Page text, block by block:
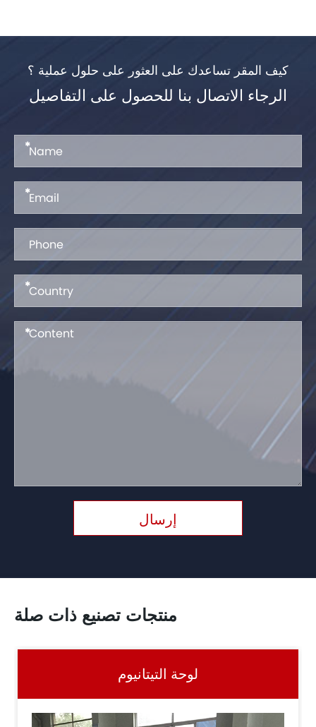
كيف المقر تساعدك على العثور على حلول عملية ؟
الرجاء الاتصال بنا للحصول على التفاصيل
*
*
*
*
إرسال
منتجات تصنيع ذات صلة
لوحة التيتانيوم